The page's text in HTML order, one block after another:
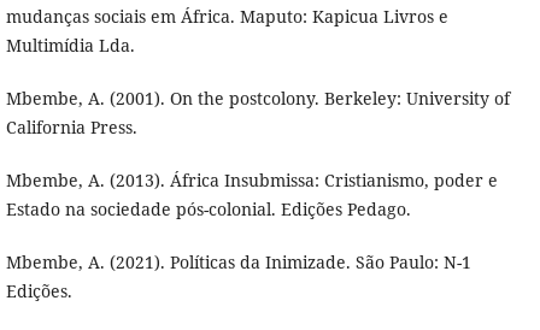
mudanças sociais em África. Maputo: Kapicua Livros e
Multimídia Lda.
Mbembe, A. (2001). On the postcolony. Berkeley: University of
California Press.
Mbembe, A. (2013). África Insubmissa: Cristianismo, poder e
Estado na sociedade pós-colonial. Edições Pedago.
Mbembe, A. (2021). Políticas da Inimizade. São Paulo: N-1
Edições.